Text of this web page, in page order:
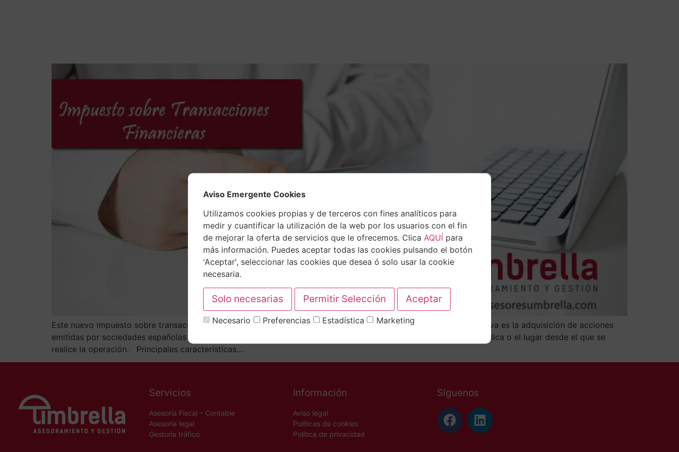
Este nuevo impuesto sobre transacciones financieras entró en vigor en enero de 2021. En este caso lo que se grava es la adquisición de acciones
emitidas por sociedades españolas a título oneroso, independientemente del tipo de persona que sea: física o jurídica o el lugar desde el que se
realice la operación. Principales características…
Servicios
Asesoría Fiscal – Contable
Asesoría legal
Gestoría tráfico
Información
Aviso legal
Políticas de cookies
Política de privacidad
Síguenos
Aviso Emergente Cookies
Utilizamos cookies propias y de terceros con fines analíticos para
medir y cuantificar la utilización de la web por los usuarios con el fin
de mejorar la oferta de servicios que le ofrecemos. Clica AQUÍ para
más información. Puedes aceptar todas las cookies pulsando el botón
'Aceptar', seleccionar las cookies que desea ó solo usar la cookie
necesaria.
Necesario Preferencias Estadística Marketing